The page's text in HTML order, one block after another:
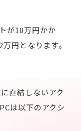
が10万円かか
円となります。
直結しないアク
は以下のアクシ